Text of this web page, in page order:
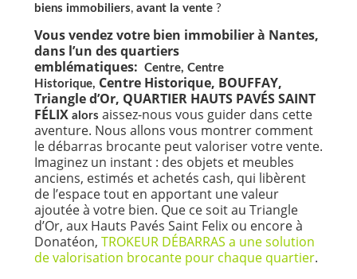
biens immobiliers, avant la vente ?
Vous vendez votre bien immobilier à Nantes,
dans l’un des quartiers
emblématiques: Centre, Centre
Historique, Centre Historique, BOUFFAY,
Triangle d’Or, QUARTIER HAUTS PAVÉS SAINT
FÉLIX alors aissez-nous vous guider dans cette
aventure. Nous allons vous montrer comment
le débarras brocante peut valoriser votre vente.
Imaginez un instant : des objets et meubles
anciens, estimés et achetés cash, qui libèrent
de l’espace tout en apportant une valeur
ajoutée à votre bien. Que ce soit au Triangle
d’Or, aux Hauts Pavés Saint Felix ou encore à
Donatéon, TROKEUR DÉBARRAS a une solution
de valorisation brocante pour chaque quartier.